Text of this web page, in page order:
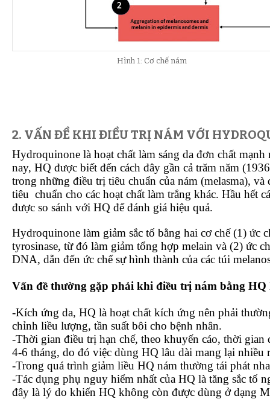
Hình 1: Cơ chế nám
2. VẤN ĐỀ KHI ĐIỀU TRỊ NÁM VỚI
Hydroquinone là hoạt chất làm sáng da đơn chất
nay, HQ được biết đến cách đây gần cả trăm năm
trong những điều trị tiêu chuẩn của nám (melasma),
tiêu chuẩn cho các hoạt chất làm trắng khác. Hầu hết
được so sánh với HQ để đánh giá hiệu quả.
Hydroquinone làm giảm sắc tố bằng hai cơ chế (1) ức
tyrosinase, từ đó làm giảm tổng hợp melain và (2) ức
DNA, dẫn đến ức chế sự hình thành của các túi
Vấn đề thường gặp phải khi điều trị nám bằng HQ
-Kích ứng da, HQ là hoạt chất kích ứng nên phải
chỉnh liều lượng, tần suất bôi cho bệnh nhân.
-Thời gian điều trị hạn chế, theo khuyến cáo, thời gian
4-6 tháng, do đó việc dùng HQ lâu dài mang lại nhiều
-Trong quá trình giảm liều HQ nám thường tái phát
-Tác dụng phụ nguy hiểm nhất của HQ là tăng sắc tố
đây là lý do khiến HQ không còn được dùng ở dạng